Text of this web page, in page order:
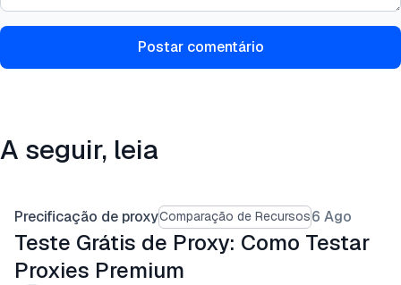
Postar comentário
A seguir, leia
Precificação de proxyComparação de Recursos6 Ago
Teste Grátis de Proxy: Como Testar
Proxies Premium